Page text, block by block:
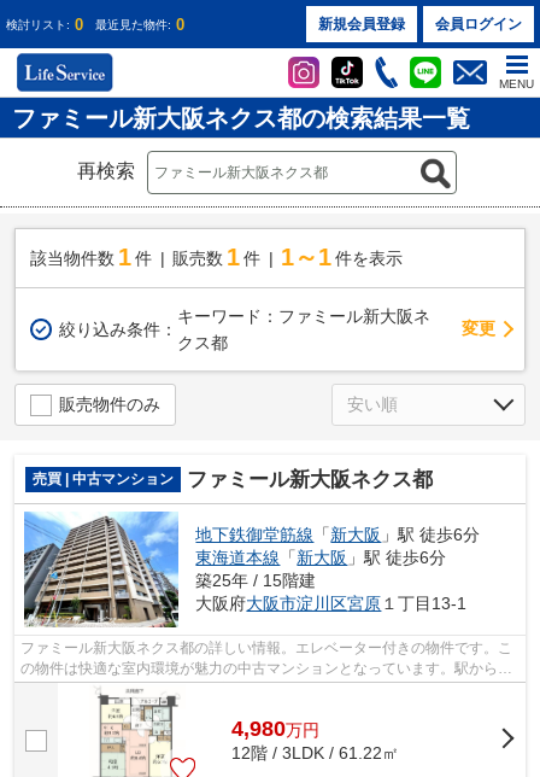
検討リスト: 0 最近見た物件: 0 新規会員登録 会員ログイン
MENU
ファミール新大阪ネクス都の検索結果一覧
再検索
該当物件数 1件 販売数 1 件 1～1 件を表示
絞り込み条件：
キーワード：ファミール新大阪ネ
クス都
変更
販売物件のみ
売買 | 中古マンション ファミール新大阪ネクス都
地下鉄御堂筋線 「新大阪 」駅 徒歩6分
東海道本線 「新大阪 」駅 徒歩6分
築25年 / 15階建
大阪府大阪市淀川区宮原 １丁目13-1
ファミール新大阪ネクス都の詳しい情報。エレベーター付きの物件です。こ
の物件は快適な室内環境が魅力の中古マンションとなっています。駅から徒
歩6分の物件です。当社は大阪市淀川区...
4,980万円
12階 / 3LDK / 61.22㎡